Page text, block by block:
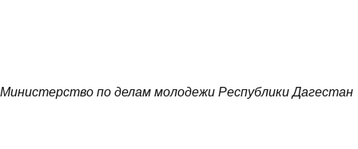
Министерство по делам молодежи Республики Дагестан